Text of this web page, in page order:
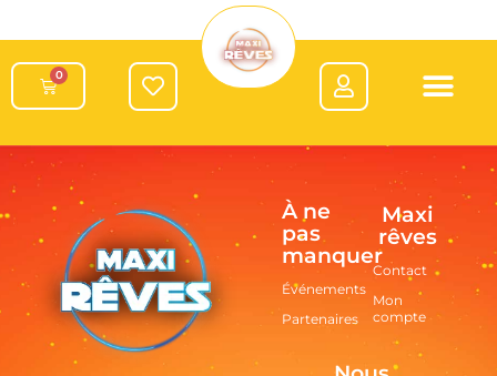
0
À ne
pas
manquer
Événements
Partenaires
Maxi
rêves
Contact
Mon
compte